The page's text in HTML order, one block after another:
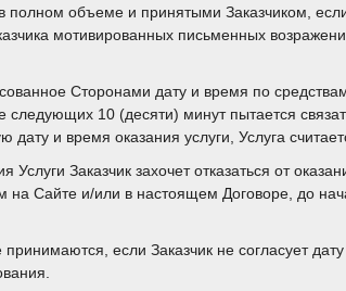
объеме и принятыми Заказчиком,
мотивированных письменных
Сторонами дату и время по
следующих 10 (десяти) минут пытается
и время оказания услуги, Услуга
Заказчик захочет отказаться от
Сайте и/или в настоящем Договоре, до
если Заказчик не согласует